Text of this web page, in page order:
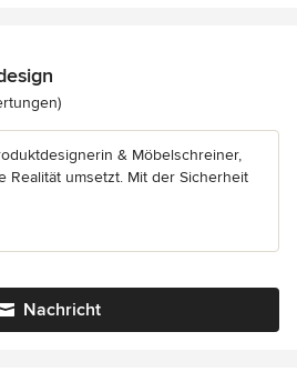
5 von 5 Sternen
& Möbelschreiner,
Realität umsetzt. Mit der Sicherheit
Nachricht